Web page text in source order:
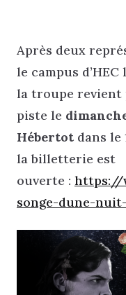
Après deux
le campus
la troupe
piste le
Hébertot dans le
la billetterie est
ouverte : https://
songe-dune-